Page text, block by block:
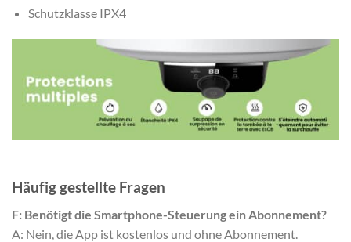
Schutzklasse IPX4
Häufig gestellte Fragen
F: Benötigt die Smartphone-Steuerung ein Abonnement?
A: Nein, die App ist kostenlos und ohne Abonnement.